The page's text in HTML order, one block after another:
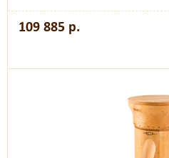
109 885 р.